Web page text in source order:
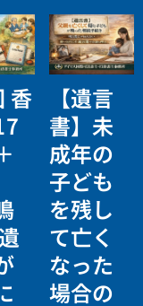
香
【遺言
書】未
成年の
子ども
を残し
て亡く
なった
場合の